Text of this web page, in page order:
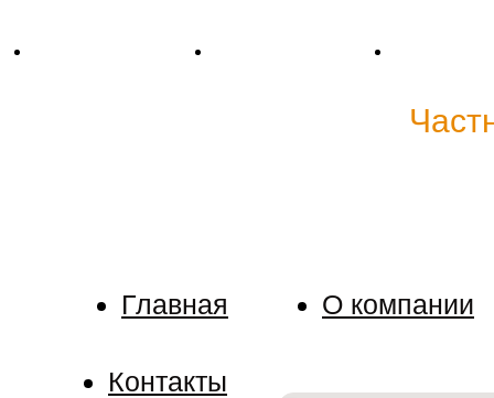
Главная О компании
Контакты